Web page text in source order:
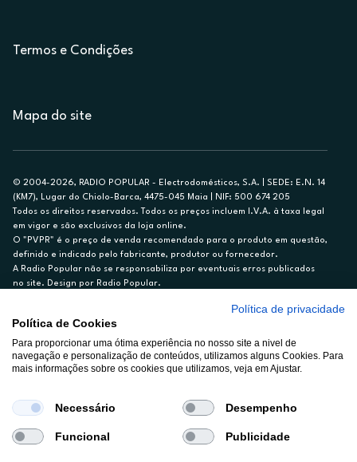
Termos e Condições
Mapa do site
© 2004-2026, RADIO POPULAR - Electrodomésticos, S.A. | SEDE: E.N. 14
(KM7), Lugar do Chiolo-Barca, 4475-045 Maia | NIF: 500 674 205
Todos os direitos reservados. Todos os preços incluem I.V.A. à taxa legal
em vigor e são exclusivos da loja online.
O "PVPR" é o preço de venda recomendado para o produto em questão,
definido e indicado pelo fabricante, produtor ou fornecedor.
A Radio Popular não se responsabiliza por eventuais erros publicados
no site. Design por Radio Popular.
Ex. para limite de crédito de €1.500, reembolsado em 12 meses, TAN
14,79%.
Crédito sujeito a aprovação pelo Cetelem, marca BNP Paribas Personal
Finance, S.A., Sucursal em Portugal. Informe-se no 21 721 90 00 (dias
A Rádio Popular – Eletrodomésticos S.A. (Registo BdP848) atua como
intermediário de crédito a título acessório e com exclusividade (registo
BdP 2314.)
Política de privacidade
Política de Cookies
Para proporcionar uma ótima experiência no nosso site a nivel de
navegação e personalização de conteúdos, utilizamos alguns Cookies. Para
mais informações sobre os cookies que utilizamos, veja em Ajustar.
Necessário Desempenho
Funcional Publicidade